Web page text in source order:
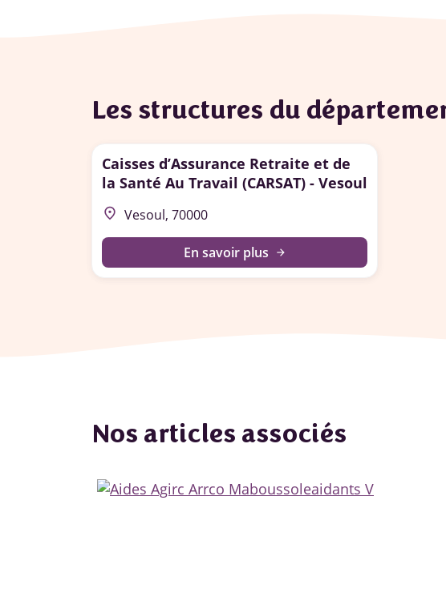
Les structures du
Caisses d’Assurance Retraite et de
la Santé Au Travail (CARSAT) - Vesoul
place Vesoul, 70000
En savoir plus arrow_forward
Nos articles associés